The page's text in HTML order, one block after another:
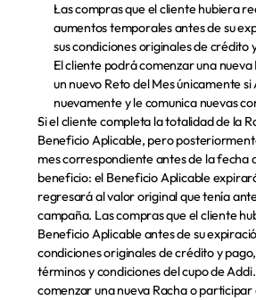
Las compras que el cliente hubiera
aumentos temporales antes de su
sus condiciones originales de crédito
El cliente podrá comenzar una
un nuevo Reto del Mes únicamente si
nuevamente y le comunica nuevas
Si el cliente completa la totalidad de la
Beneficio Aplicable, pero
mes correspondiente antes de la fecha
beneficio: el Beneficio Aplicable
regresará al valor original que tenía
campaña. Las compras que el cliente
Beneficio Aplicable antes de su
condiciones originales de crédito y
términos y condiciones del cupo de
comenzar una nueva Racha o participar